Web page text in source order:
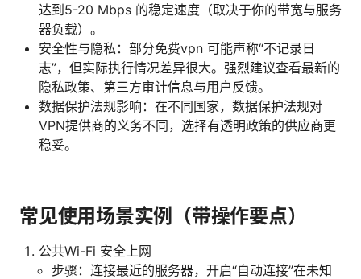
达到5-20 Mbps 的稳定速度（取决于你的带宽与服务
器负载）。
安全性与隐私：部分免费vpn 可能声称“不记录日
志”，但实际执行情况差异很大。强烈建议查看最新的
隐私政策、第三方审计信息与用户反馈。
数据保护法规影响：在不同国家，数据保护法规对
VPN提供商的义务不同，选择有透明政策的供应商更
稳妥。
常见使用场景实例（带操作要点）
公共Wi-Fi 安全上网
步骤：连接最近的服务器，开启“自动连接”在未知